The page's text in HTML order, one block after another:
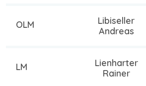
OLM
Libiseller
Andreas
LM
Lienharter
Rainer